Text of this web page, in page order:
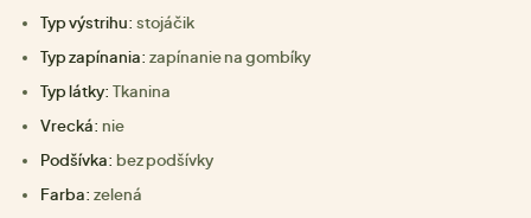
Typ výstrihu: stojáčik
Typ zapínania: zapínanie na gombíky
Typ látky: Tkanina
Vrecká: nie
Podšívka: bez podšívky
Farba: zelená